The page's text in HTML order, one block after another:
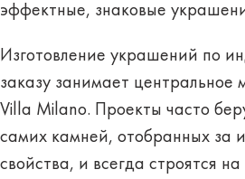
эффектные, знаковые
Изготовление украшений по
заказу занимает центральное
Villa Milano. Проекты часто
самих камней, отобранных за
свойства, и всегда строятся